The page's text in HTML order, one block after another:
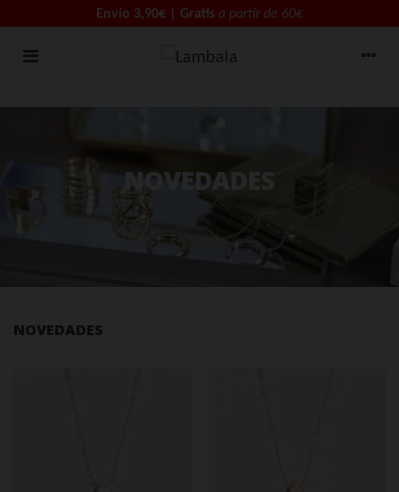
Envío 3,90€ | Gratis a partir de 60€
NOVEDADES
NOVEDADES